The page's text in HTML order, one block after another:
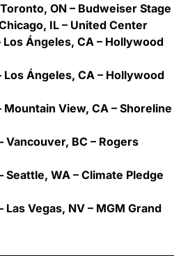
ON – Budweiser Stage
IL – United Center
Los Ángeles, CA – Hollywood
Los Ángeles, CA – Hollywood
Mountain View, CA – Shoreline
Vancouver, BC – Rogers
Seattle, WA – Climate Pledge
Vegas, NV – MGM Grand